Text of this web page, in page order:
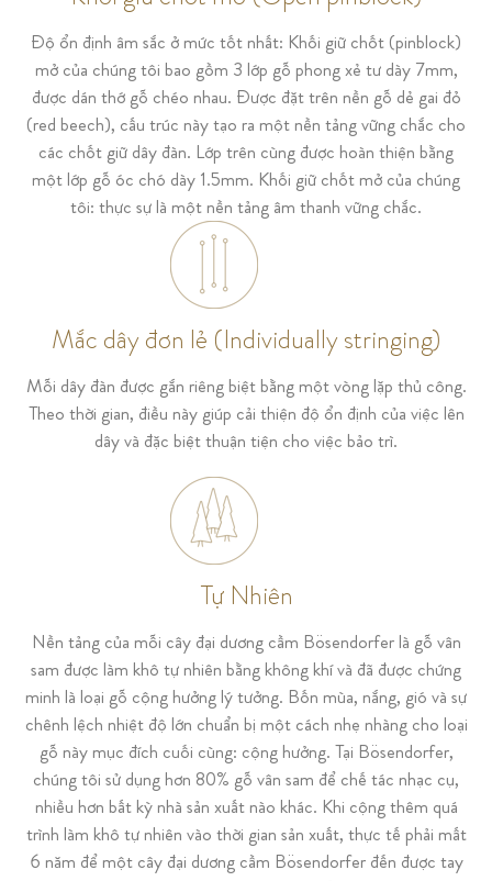
Độ ổn định âm sắc ở mức tốt nhất: Khối giữ chốt (pinblock)
mở của chúng tôi bao gồm 3 lớp gỗ phong xẻ tư dày 7mm,
được dán thớ gỗ chéo nhau. Được đặt trên nền gỗ dẻ gai đỏ
(red beech), cấu trúc này tạo ra một nền tảng vững chắc cho
các chốt giữ dây đàn. Lớp trên cùng được hoàn thiện bằng
một lớp gỗ óc chó dày 1.5mm. Khối giữ chốt mở của chúng
tôi: thực sự là một nền tảng âm thanh vững chắc.
Mắc dây đơn lẻ (Individually stringing)
Mỗi dây đàn được gắn riêng biệt bằng một vòng lặp thủ công.
Theo thời gian, điều này giúp cải thiện độ ổn định của việc lên
dây và đặc biệt thuận tiện cho việc bảo trì.
Tự Nhiên
Nền tảng của mỗi cây đại dương cầm Bösendorfer là gỗ vân
sam được làm khô tự nhiên bằng không khí và đã được chứng
minh là loại gỗ cộng hưởng lý tưởng. Bốn mùa, nắng, gió và sự
chênh lệch nhiệt độ lớn chuẩn bị một cách nhẹ nhàng cho loại
gỗ này mục đích cuối cùng: cộng hưởng. Tại Bösendorfer,
chúng tôi sử dụng hơn 80% gỗ vân sam để chế tác nhạc cụ,
nhiều hơn bất kỳ nhà sản xuất nào khác. Khi cộng thêm quá
trình làm khô tự nhiên vào thời gian sản xuất, thực tế phải mất
6 năm để một cây đại dương cầm Bösendorfer đến được tay